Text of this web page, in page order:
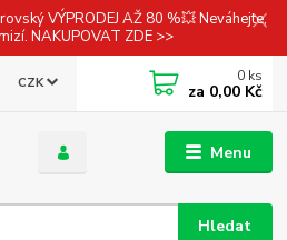
VÝPRODEJ AŽ 80 %💥 Neváhejte,
NAKUPOVAT ZDE >>
Menu
CZK
Hledat
0 ks
za 0,00 Kč